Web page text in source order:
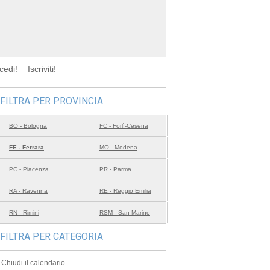
Iscriviti!
FILTRA PER PROVINCIA
BO - Bologna FC - Forlì-Cesena
FE - Ferrara MO - Modena
PC - Piacenza PR - Parma
RA - Ravenna RE - Reggio Emilia
RN - Rimini RSM - San Marino
FILTRA PER CATEGORIA
Chiudi il calendario